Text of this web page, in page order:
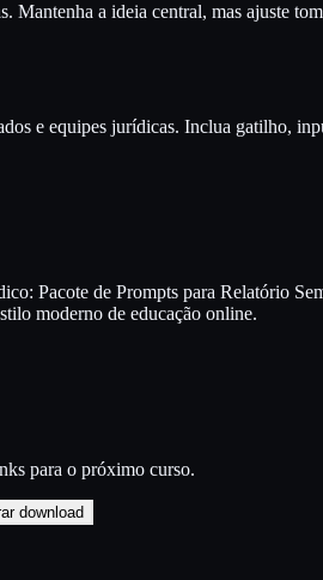
Mantenha a ideia central, mas
e equipes jurídicas. Inclua gatilho,
Pacote de Prompts para Relatório
moderno de educação online.
para o próximo curso.
download